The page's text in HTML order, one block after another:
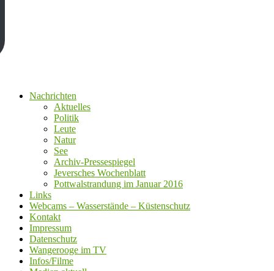
Nachrichten
Aktuelles
Politik
Leute
Natur
See
Archiv-Pressespiegel
Jeversches Wochenblatt
Pottwalstrandung im Januar 2016
Links
Webcams – Wasserstände – Küstenschutz
Kontakt
Impressum
Datenschutz
Wangerooge im TV
Infos/Filme